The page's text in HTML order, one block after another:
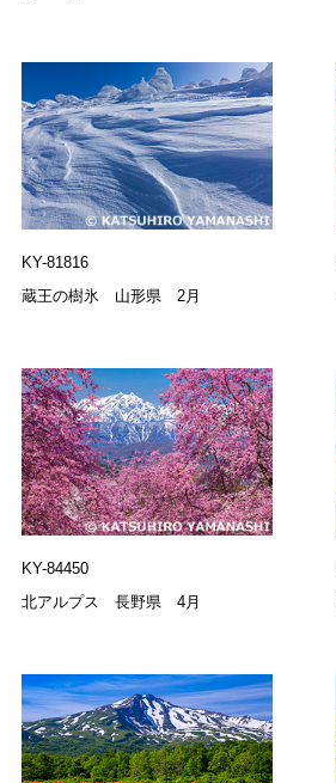
KY-81816
蔵王の樹氷 山形県 2月
KY-84450
北アルプス 長野県 4月